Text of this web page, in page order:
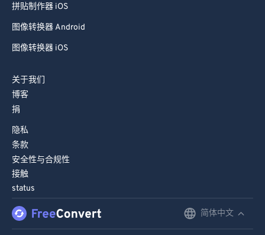
拼贴制作器 iOS
图像转换器 Android
图像转换器 iOS
关于我们
博客
捐
隐私
条款
安全性与合规性
接触
status
简体中文